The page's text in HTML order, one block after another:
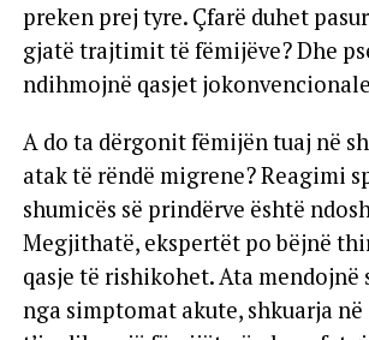
preken prej tyre. Çfarë duhet
gjatë trajtimit të fëmijëve? Dhe
ndihmojnë qasjet
A do ta dërgonit fëmijën tuaj në
atak të rëndë migrene? Reagimi
shumicës së prindërve është
Megjithatë, ekspertët po bëjnë
qasje të rishikohet. Ata mendojnë
nga simptomat akute, shkuarja